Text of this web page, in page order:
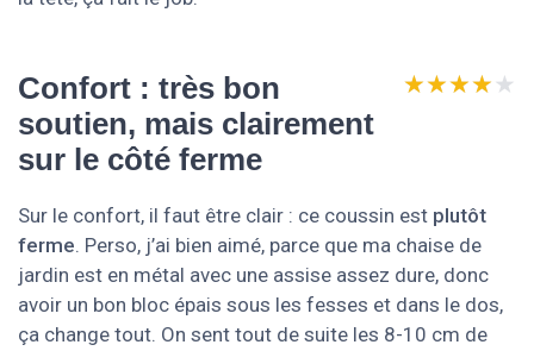
Confort : très bon
soutien, mais clairement
sur le côté ferme
★★★★★
★★★★★
Sur le confort, il faut être clair : ce coussin est plutôt
ferme. Perso, j’ai bien aimé, parce que ma chaise de
jardin est en métal avec une assise assez dure, donc
avoir un bon bloc épais sous les fesses et dans le dos,
ça change tout. On sent tout de suite les 8-10 cm de